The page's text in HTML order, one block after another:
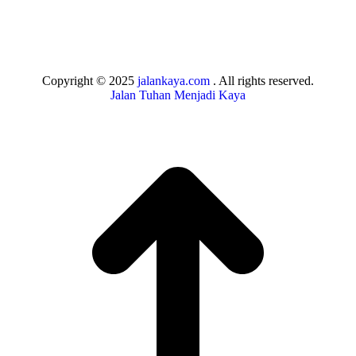
Copyright © 2025 jalankaya.com . All rights reserved.
Jalan Tuhan Menjadi Kaya